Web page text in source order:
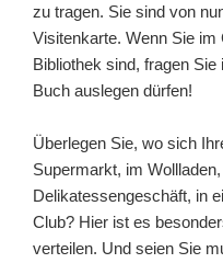
zu tragen. Sie sind von
Visitenkarte. Wenn Sie im
Bibliothek sind, fragen
Buch auslegen dürfen!
Überlegen Sie, wo sich
Supermarkt, im
Delikatessengeschäft, in
Club? Hier ist es
verteilen. Und seien Sie